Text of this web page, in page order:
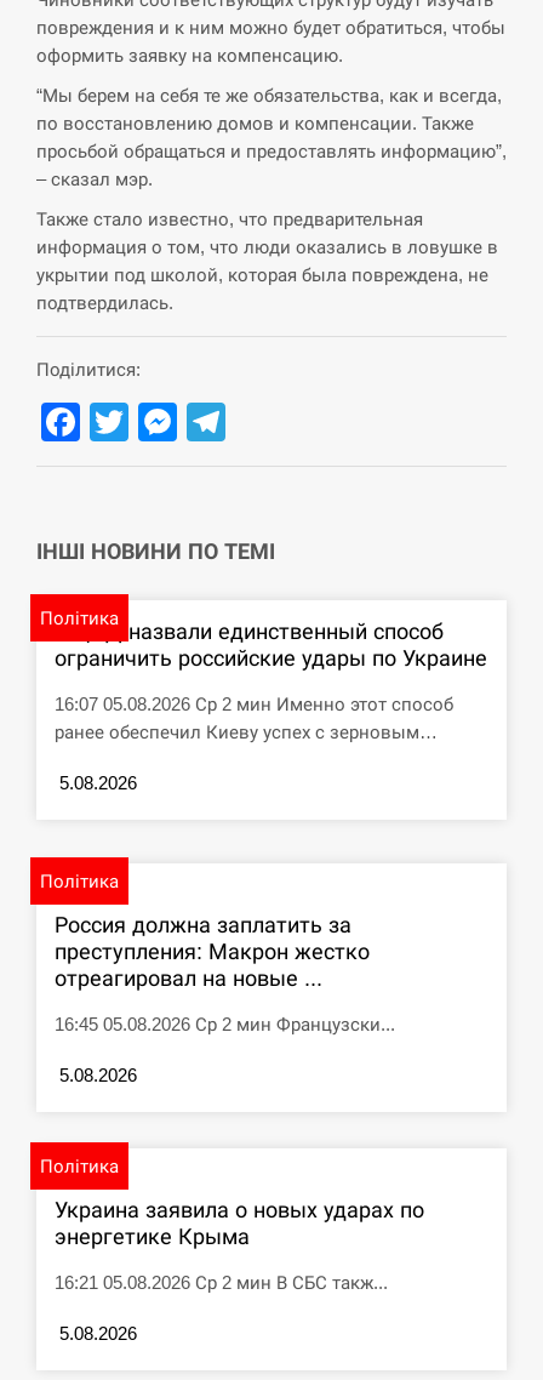
СЕРПЕНЬ
13:53
В Москве пожаловались на “кратный рост” атак
дронов Украины
СЕРПЕНЬ
Біля українського літака в аеропорту Лейпцига
виявили дрон, ймовірно, з…
СЕРПЕНЬ
13:23
“Они должны быть уничтожены”: в МИДе
СЕРПЕНЬ
12:53
США обсуждают лицензии на Patriot для
Украины, несмотря на сомнения…
СЕРПЕНЬ
12:40
Латвія готова направити до 20 військових для
розблокування Ормузької протоки
СЕРПЕНЬ
12:23
Силы обороны поразили российскую
переправу, склады и другие важные объекты…
СЕРПЕНЬ
циклоспорозу, захворіли понад 10 тисяч…
11:53
Под огнем “Эпицентр”, ROZETKA и “Новая
почта”: что известно об…
11:40
У зоопарку Токіо через спеку загинули три
левиці
повреждения и к ним можно будет обратиться, чтобы
оформить заявку на компенсацию.
“Мы берем на себя те же обязательства, как и всегда,
по восстановлению домов и компенсации. Также
просьбой обращаться и предоставлять информацию”,
– сказал мэр.
Также стало известно, что предварительная
информация о том, что люди оказались в ловушке в
укрытии под школой, которая была повреждена, не
подтвердилась.
Поділитися:
Facebook
TwitterMessenger
ІНШІ НОВИНИ ПО ТЕМІ
Політика
В ЦПД назвали единственный способ
ограничить российские удары по Украине
16:07 05.08.2026 Ср 2 мин Именно этот способ
ранее обеспечил Киеву успех с зерновым…
5.08.2026
Політика
Россия должна заплатить за
преступления: Макрон жестко
отреагировал на новые ...
16:45 05.08.2026 Ср 2 мин Французски...
5.08.2026
Політика
Украина заявила о новых ударах по
энергетике Крыма
16:21 05.08.2026 Ср 2 мин В СБС такж...
5.08.2026